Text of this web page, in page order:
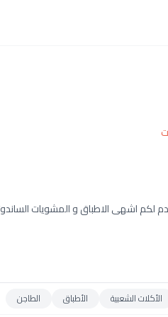
لكم اشهى الاطباق و المشويات
الأكلات الشعبية الأطباق الطاجن